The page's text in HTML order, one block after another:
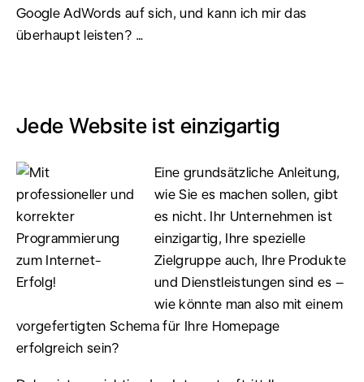
Google AdWords auf sich, und kann ich mir das
überhaupt leisten? …
Jede Website ist einzigartig
Eine grundsätzliche Anleitung,
wie Sie es machen sollen, gibt
es nicht. Ihr Unternehmen ist
einzigartig, Ihre spezielle
Zielgruppe auch, Ihre Produkte
und Dienstleistungen sind es –
wie könnte man also mit einem
vorgefertigten Schema für Ihre Homepage
erfolgreich sein?